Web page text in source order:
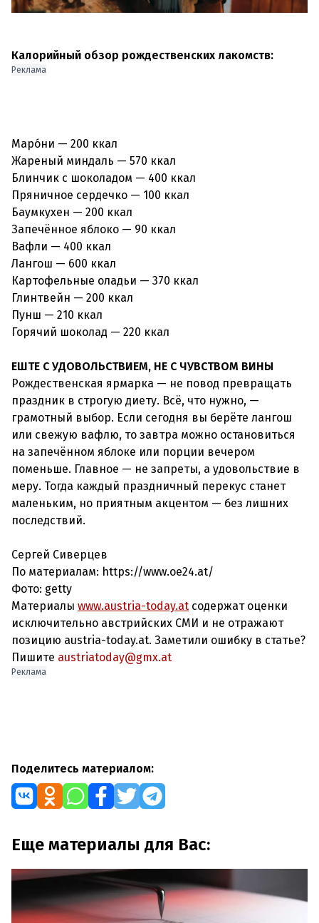
Калорийный обзор рождественских лакомств:
Реклама
Маро́ни — 200 ккал
Жареный миндаль — 570 ккал
Блинчик с шоколадом — 400 ккал
Пряничное сердечко — 100 ккал
Баумкухен — 200 ккал
Запечённое яблоко — 90 ккал
Вафли — 400 ккал
Лангош — 600 ккал
Картофельные оладьи — 370 ккал
Глинтвейн — 200 ккал
Пунш — 210 ккал
Горячий шоколад — 220 ккал
ЕШТЕ С УДОВОЛЬСТВИЕМ, НЕ С ЧУВСТВОМ ВИНЫ
Рождественская ярмарка — не повод превращать
праздник в строгую диету. Всё, что нужно, —
грамотный выбор. Если сегодня вы берёте лангош
или свежую вафлю, то завтра можно остановиться
на запечённом яблоке или порции вечером
поменьше. Главное — не запреты, а удовольствие в
меру. Тогда каждый праздничный перекус станет
маленьким, но приятным акцентом — без лишних
последствий.
Сергей Сиверцев
По материалам: https://www.oe24.at/
Фото: getty
Материалы www.austria-today.at содержат оценки
исключительно австрийских СМИ и не отражают
позицию austria-today.at. Заметили ошибку в статье?
Пишите austriatoday@gmx.at
Реклама
Поделитесь материалом:
Еще материалы для Вас: